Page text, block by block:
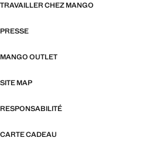
TRAVAILLER CHEZ MANGO
PRESSE
MANGO OUTLET
SITE MAP
RESPONSABILITÉ
CARTE CADEAU